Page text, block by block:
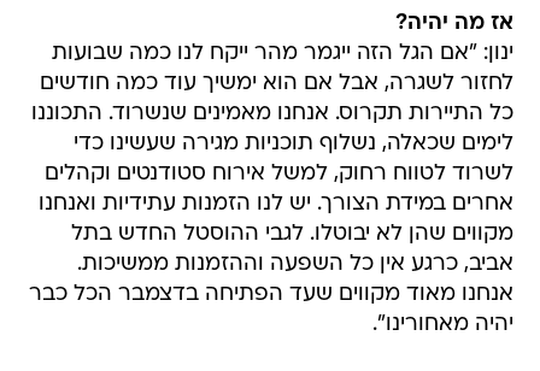
לחזור לשגרה, אבל אם הוא ימשיך עוד כמה חודשים
כל התיירות תקרוס. אנחנו מאמינים שנשרוד. התכוננו
לימים שכאלה, נשלוף תוכניות מגירה שעשינו כדי
לשרוד לטווח רחוק, למשל אירוח סטודנטים וקהלים
אחרים במידת הצורך. יש לנו הזמנות עתידיות ואנחנו
מקווים שהן לא יבוטלו. לגבי ההוסטל החדש בתל
אביב, כרגע אין כל השפעה וההזמנות ממשיכות.
אנחנו מאוד מקווים שעד הפתיחה בדצמבר הכל כבר
יהיה מאחורינו".
אתם מעסיקים עובדים יהודים וערבים. זה לא יוצר